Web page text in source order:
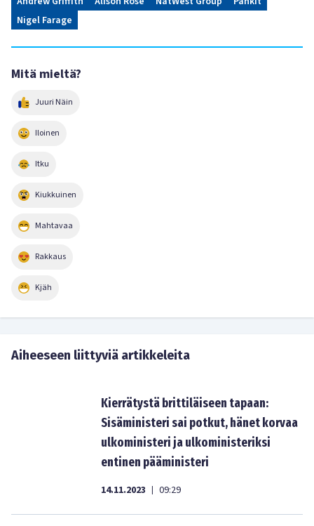
Nigel Farage
Mitä mieltä?
Juuri Näin
Iloinen
Itku
Kiukkuinen
Mahtavaa
Rakkaus
Kjäh
Aiheeseen liittyviä artikkeleita
Kierrätystä brittiläiseen tapaan:
Sisäministeri sai potkut, hänet korvaa
ulkoministeri ja ulkoministeriksi
entinen pääministeri
14.11.2023 | 09:29